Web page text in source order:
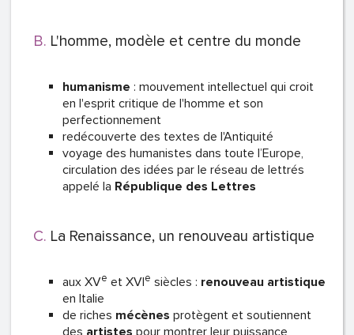
L'homme, modèle et centre du monde
humanisme : mouvement intellectuel qui croit
en l'esprit critique de l'homme et son
perfectionnement
redécouverte des textes de l'Antiquité
voyage des humanistes dans toute l’Europe,
circulation des idées par le réseau de lettrés
appelé la République des Lettres
La Renaissance, un renouveau artistique
aux XVe et XVIe siècles : renouveau artistique
en Italie
de riches mécènes protègent et soutiennent
des artistes pour montrer leur puissance